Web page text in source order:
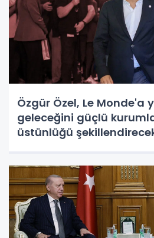
Özgür Özel, Le Monde'a
geleceğini güçlü
üstünlüğü